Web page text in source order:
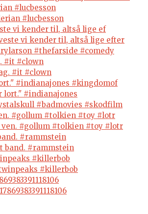
#lucbesson
vi kender til, altså lige ef
#it #clown
#indianajones #kingdomof
#gollum #tolkien #toy #lotr
#rammstein
#killerbob